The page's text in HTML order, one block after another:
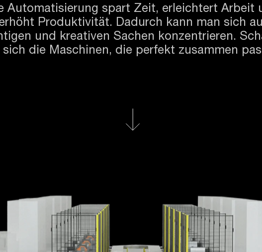
Automatisierung spart Zeit, erleichtert Arbeit
Produktivität. Dadurch kann man sich
und kreativen Sachen konzentrieren.
sich die Maschinen, die perfekt zusammen